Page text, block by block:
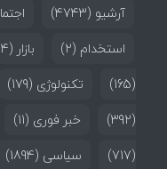
آرشیو (4743)
استخدام (2) بازار (404)
(165)
تکنولوژی (179)
(392)
خبر فوری (11)
(717)
سیاسی (1894)